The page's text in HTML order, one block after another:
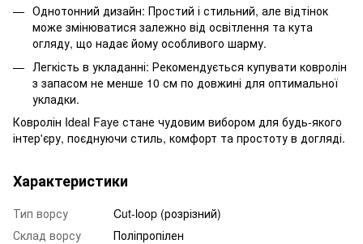
Однотонний дизайн: Простий і стильний, але відтінок
може змінюватися залежно від освітлення та кута
огляду, що надає йому особливого шарму.
Легкість в укладанні: Рекомендується купувати ковролін
з запасом не менше 10 см по довжині для оптимальної
укладки.
Ковролін Ideal Faye стане чудовим вибором для будь-якого
інтер'єру, поєднуючи стиль, комфорт та простоту в догляді.
Характеристики
Тип ворсу
Cut-loop (розрізний)
Склад ворсу
Поліпропілен